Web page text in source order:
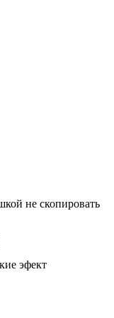
не скопировать
эфект